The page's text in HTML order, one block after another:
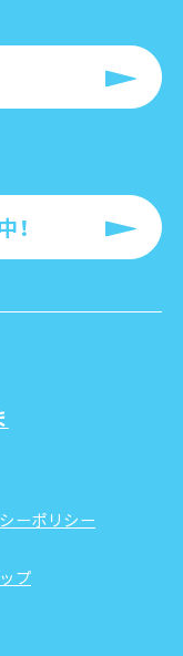
！
ーポリシー
プ